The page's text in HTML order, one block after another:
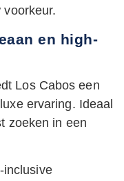
voorkeur.
en high-
Los Cabos een
ervaring. Ideaal
zoeken in een
inclusive